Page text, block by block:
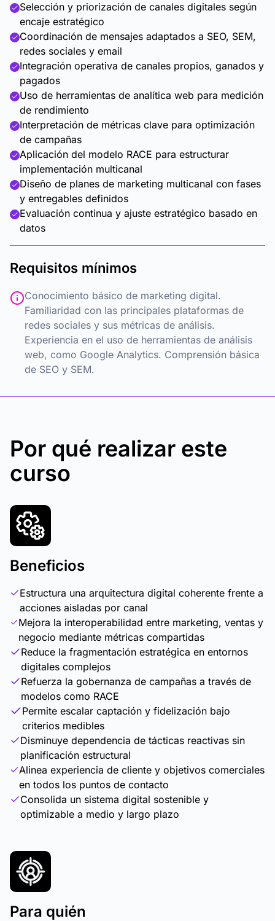
Selección y priorización de canales digitales según
encaje estratégico
Coordinación de mensajes adaptados a SEO, SEM,
redes sociales y email
Integración operativa de canales propios, ganados y
pagados
Uso de herramientas de analítica web para medición
de rendimiento
Interpretación de métricas clave para optimización
de campañas
Aplicación del modelo RACE para estructurar
implementación multicanal
Diseño de planes de marketing multicanal con fases
y entregables definidos
Evaluación continua y ajuste estratégico basado en
datos
Requisitos mínimos
Conocimiento básico de marketing digital.
Familiaridad con las principales plataformas de
redes sociales y sus métricas de análisis.
Experiencia en el uso de herramientas de análisis
web, como Google Analytics. Comprensión básica
de SEO y SEM.
Por qué realizar este
curso
Beneficios
Estructura una arquitectura digital coherente frente a
acciones aisladas por canal
Mejora la interoperabilidad entre marketing, ventas y
negocio mediante métricas compartidas
Reduce la fragmentación estratégica en entornos
digitales complejos
Refuerza la gobernanza de campañas a través de
modelos como RACE
Permite escalar captación y fidelización bajo
criterios medibles
Disminuye dependencia de tácticas reactivas sin
planificación estructural
Alinea experiencia de cliente y objetivos comerciales
en todos los puntos de contacto
Consolida un sistema digital sostenible y
optimizable a medio y largo plazo
Para quién